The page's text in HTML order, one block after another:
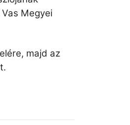
Megyei
majd az